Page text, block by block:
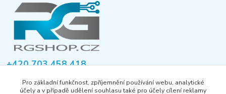
+420 703 458 418
Pro základní funkčnost, zpříjemnění používání webu, analytické
účely a v případě udělení souhlasu také pro účely cílení reklamy